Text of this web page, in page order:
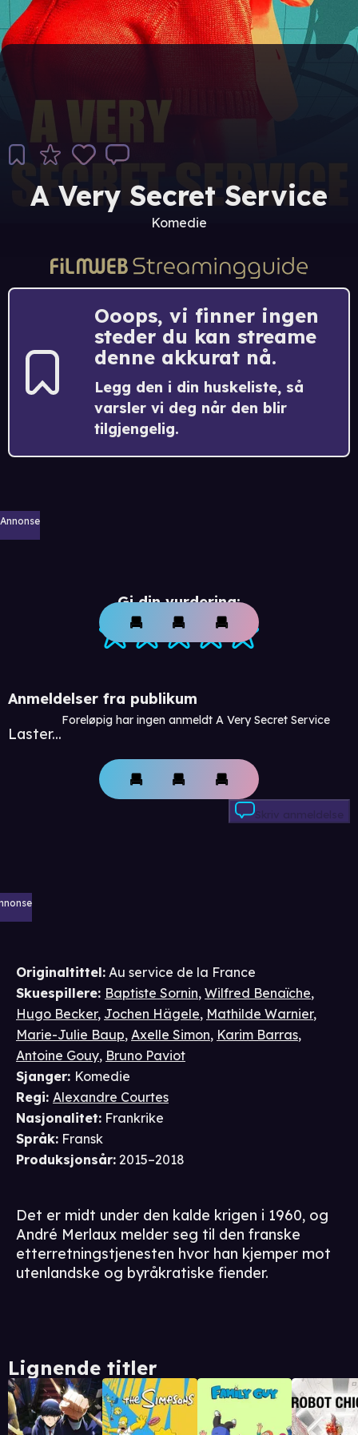
A Very Secret Service
Komedie
Ooops, vi finner ingen
steder du kan streame
denne akkurat nå.
Legg den i din huskeliste, så
varsler vi deg når den blir
tilgjengelig.
Annonse
Gi din vurdering:
Anmeldelser fra publikum
Laster...
Foreløpig har ingen anmeldt A Very Secret Service
Skriv anmeldelse
Originaltittel: Au service de la France
Skuespillere: Baptiste Sornin, Wilfred Benaïche,
Hugo Becker, Jochen Hägele, Mathilde Warnier,
Marie-Julie Baup, Axelle Simon, Karim Barras,
Antoine Gouy, Bruno Paviot
Sjanger: Komedie
Regi: Alexandre Courtes
Nasjonalitet: Frankrike
Språk: Fransk
Produksjonsår: 2015–2018
Det er midt under den kalde krigen i 1960, og
André Merlaux melder seg til den franske
etterretningstjenesten hvor han kjemper mot
utenlandske og byråkratiske fiender.
Lignende titler